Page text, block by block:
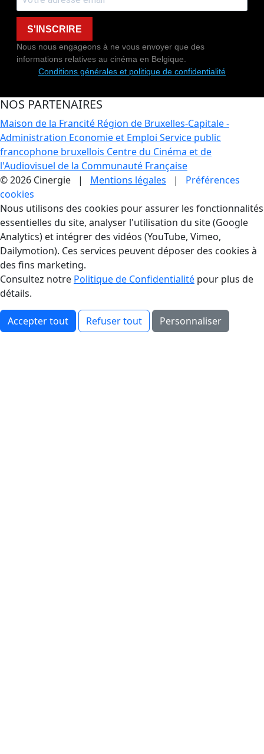
S'INSCRIRE
Nous nous engageons à ne vous envoyer que des
informations relatives au cinéma en Belgique.
Conditions générales et politique de confidentialité
NOS PARTENAIRES
Maison de la Francité Région de Bruxelles-Capitale -
Administration Economie et Emploi Service public
francophone bruxellois Centre du Cinéma et de
l'Audiovisuel de la Communauté Française
© 2026 Cinergie | Mentions légales | Préférences
cookies
Gestion des Cookies
Nous utilisons des cookies pour assurer les fonctionnalités
essentielles du site, analyser l'utilisation du site (Google
Analytics) et intégrer des vidéos (YouTube, Vimeo,
Dailymotion). Ces services peuvent déposer des cookies à
des fins marketing.
Consultez notre Politique de Confidentialité pour plus de
détails.
Accepter tout Refuser tout Personnaliser